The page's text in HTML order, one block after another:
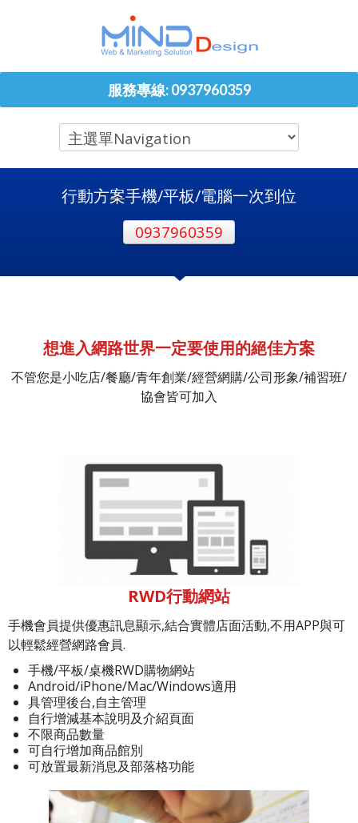
服務專線: 0937960359
行動方案手機/平板/電腦一次到位
0937960359
想進入網路世界一定要使用的絕佳方案
不管您是小吃店/餐廳/青年創業/經營網購/公司形象/補習班/
協會皆可加入
RWD行動網站
手機會員提供優惠訊息顯示,結合實體店面活動,不用APP與可
以輕鬆經營網路會員.
手機/平板/桌機RWD購物網站
Android/iPhone/Mac/Windows適用
具管理後台,自主管理
自行增減基本說明及介紹頁面
不限商品數量
可自行增加商品館別
可放置最新消息及部落格功能